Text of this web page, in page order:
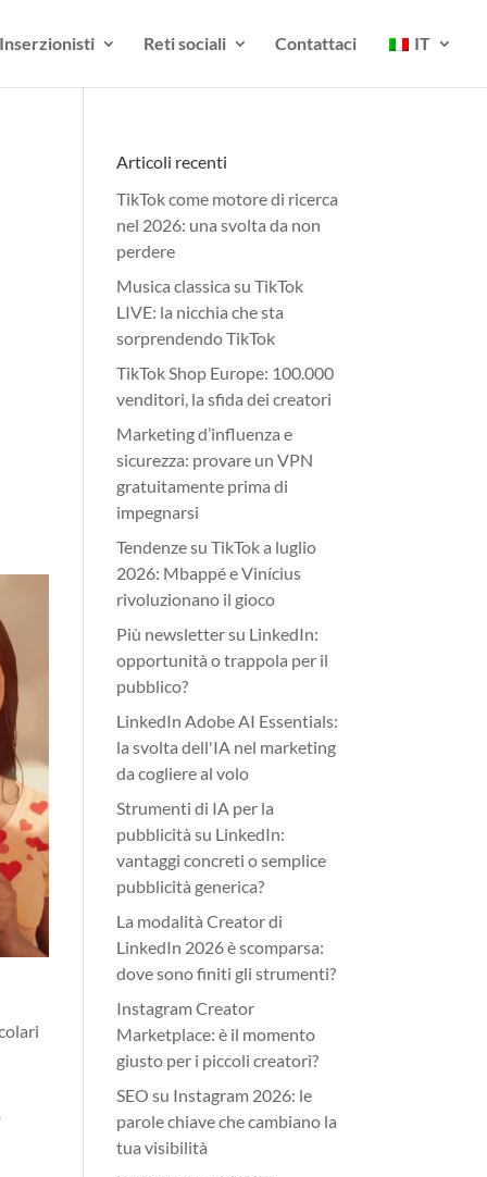
Inserzionisti Reti sociali Contattaci IT
Articoli recenti
TikTok come motore di ricerca
nel 2026: una svolta da non
perdere
Musica classica su TikTok
LIVE: la nicchia che sta
sorprendendo TikTok
TikTok Shop Europe: 100.000
venditori, la sfida dei creatori
Marketing d’influenza e
sicurezza: provare un VPN
gratuitamente prima di
impegnarsi
Tendenze su TikTok a luglio
2026: Mbappé e Vinícius
rivoluzionano il gioco
Più newsletter su LinkedIn:
opportunità o trappola per il
pubblico?
LinkedIn Adobe AI Essentials:
la svolta dell'IA nel marketing
da cogliere al volo
Strumenti di IA per la
pubblicità su LinkedIn:
vantaggi concreti o semplice
pubblicità generica?
La modalità Creator di
LinkedIn 2026 è scomparsa:
dove sono finiti gli strumenti?
Instagram Creator
Marketplace: è il momento
giusto per i piccoli creatori?
SEO su Instagram 2026: le
parole chiave che cambiano la
tua visibilità